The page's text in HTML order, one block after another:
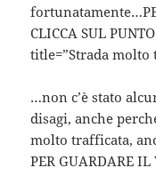
CLICCA SUL
title=”Strada molto
…non c’è stato
disagi, anche
molto trafficata,
PER GUARDARE IL